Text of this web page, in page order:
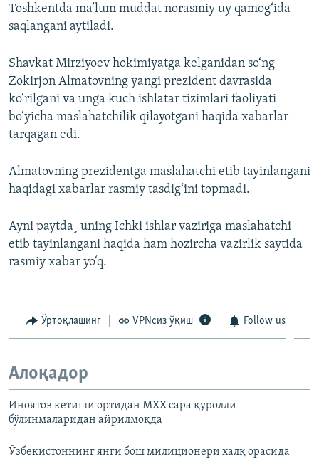
Toshkentda ma’lum muddat norasmiy uy qamog‘ida
saqlangani aytiladi.
Shavkat Mirziyoev hokimiyatga kelganidan so‘ng
Zokirjon Almatovning yangi prezident davrasida
ko‘rilgani va unga kuch ishlatar tizimlari faoliyati
bo‘yicha maslahatchilik qilayotgani haqida xabarlar
tarqagan edi.
Almatovning prezidentga maslahatchi etib tayinlangani
haqidagi xabarlar rasmiy tasdig‘ini topmadi.
Ayni paytda¸ uning Ichki ishlar vaziriga maslahatchi
etib tayinlangani haqida ham hozircha vazirlik saytida
rasmiy xabar yo‘q.
Ўртоқлашинг VPNсиз ўқиш Follow us
Алоқадор
Иноятов кетиши ортидан МХХ сара қуролли
бўлинмаларидан айрилмоқда
Ўзбекистоннинг янги бош милиционери халқ орасида